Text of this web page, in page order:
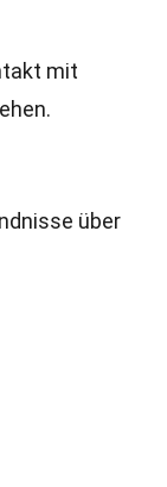
mit
über